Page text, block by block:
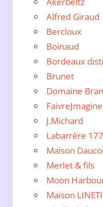
Alfred Giraud
Bercloux
Boinaud
Bordeaux
Brunet
Domaine
FaivreJmagine
J.Michard
Labarrère
Maison
Merlet & fils
Moon
Maison LINETI